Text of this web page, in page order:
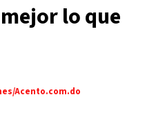
lo que
Acento.com.do